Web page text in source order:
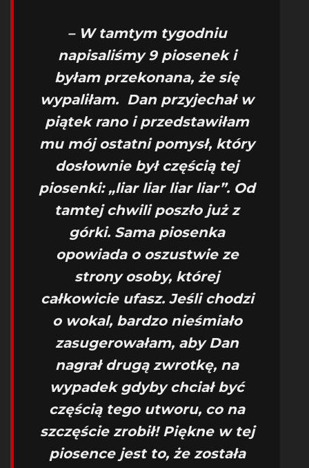
– W tamtym tygodniu
napisaliśmy 9 piosenek i
byłam przekonana, że się
wypaliłam. Dan przyjechał w
piątek rano i przedstawiłam
mu mój ostatni pomysł, który
dosłownie był częścią tej
piosenki: „liar liar liar liar”. Od
tamtej chwili poszło już z
górki. Sama piosenka
opowiada o oszustwie ze
strony osoby, której
całkowicie ufasz. Jeśli chodzi
o wokal, bardzo nieśmiało
zasugerowałam, aby Dan
nagrał drugą zwrotkę, na
wypadek gdyby chciał być
częścią tego utworu, co na
szczęście zrobił! Piękne w tej
piosence jest to, że została